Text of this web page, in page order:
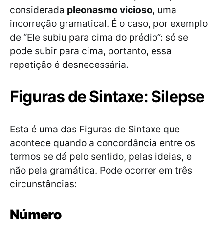
considerada pleonasmo vicioso, uma
incorreção gramatical. É o caso, por exemplo
de “Ele subiu para cima do prédio”: só se
pode subir para cima, portanto, essa
repetição é desnecessária.
Figuras de Sintaxe: Silepse
Esta é uma das Figuras de Sintaxe que
acontece quando a concordância entre os
termos se dá pelo sentido, pelas ideias, e
não pela gramática. Pode ocorrer em três
circunstâncias:
Número